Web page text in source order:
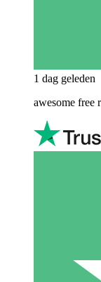
1 dag geleden
awesome free